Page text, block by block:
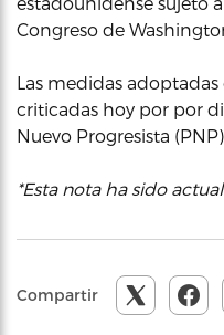
Congreso de
Las medidas
criticadas hoy por por
Nuevo Progresista
*Esta nota ha sido
Compartir